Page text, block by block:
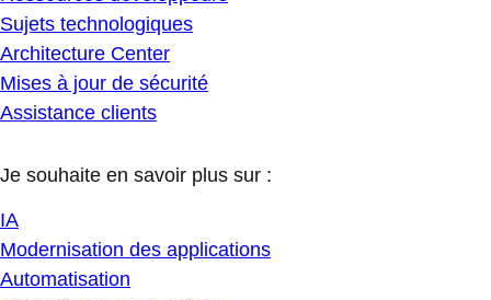
Sujets technologiques
Architecture Center
Mises à jour de sécurité
Assistance clients
Je souhaite en savoir plus sur :
IA
Modernisation des applications
Automatisation